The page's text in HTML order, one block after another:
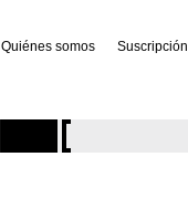
Quiénes somos Suscripción